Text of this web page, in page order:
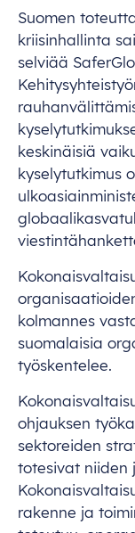
Suomen tot
kriisinhallinta sai
selviää Saf
Kehity
rauhan
kysely
keskinäisiä
kyselytutkimus o
ulkoasi
globaa
viesti
Kokona
organ
kolmannes vas
suomalaisia
työskentelee.
Kokona
ohjauksen ty
sektoreiden stra
totesivat niiden
Kokona
rakenne jatoim